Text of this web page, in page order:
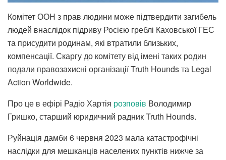
Комітет ООН з прав людини може підтвердити загибель
людей внаслідок підриву Росією греблі Каховської ГЕС
та присудити родинам, які втратили близьких,
компенсації. Скаргу до комітету від імені таких родин
подали правозахисні організації Truth Hounds та Legal
Action Worldwide.
Про це в ефірі Радіо Хартія розповів Володимир
Гришко, старший юридичний радник Truth Hounds.
Руйнація дамби 6 червня 2023 мала катастрофічні
наслідки для мешканців населених пунктів нижче за